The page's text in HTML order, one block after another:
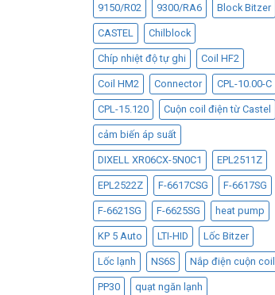
9150/R02 9300/RA6 Block Bitzer
CASTEL Chilblock
Chíp nhiệt độ tự ghi Coil HF2
Coil HM2 Connector CPL-10.00-C
CPL-15.120 Cuộn coil điện từ Castel
cảm biến áp suất
DIXELL XR06CX-5N0C1 EPL2511Z
EPL2522Z F-6617CSG F-6617SG
F-6621SG F-6625SG heat pump
KP 5 Auto LTI-HID Lốc Bitzer
Lốc lạnh NS6S Nắp điện cuộn coil
PP30 quạt ngăn lạnh